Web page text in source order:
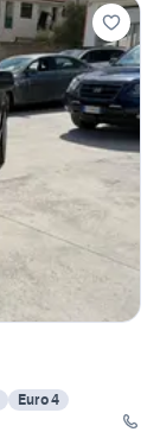
Euro 4